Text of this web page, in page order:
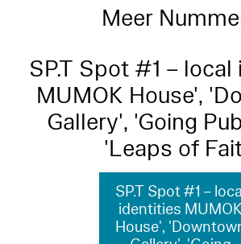
Meer
SP.T Spot #1 –
MUMOK House',
Gallery', 'Going
'Leaps of
SP.T Spot #1 –
identities MUMOK
House',